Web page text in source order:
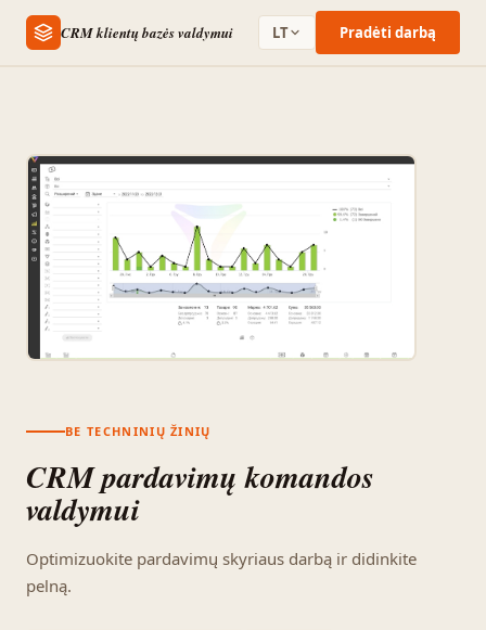
CRM klientų bazės valdymui LT Pradėti darbą
BE TECHNINIŲ ŽINIŲ
CRM pardavimų komandos
valdymui
Optimizuokite pardavimų skyriaus darbą ir didinkite
pelną.